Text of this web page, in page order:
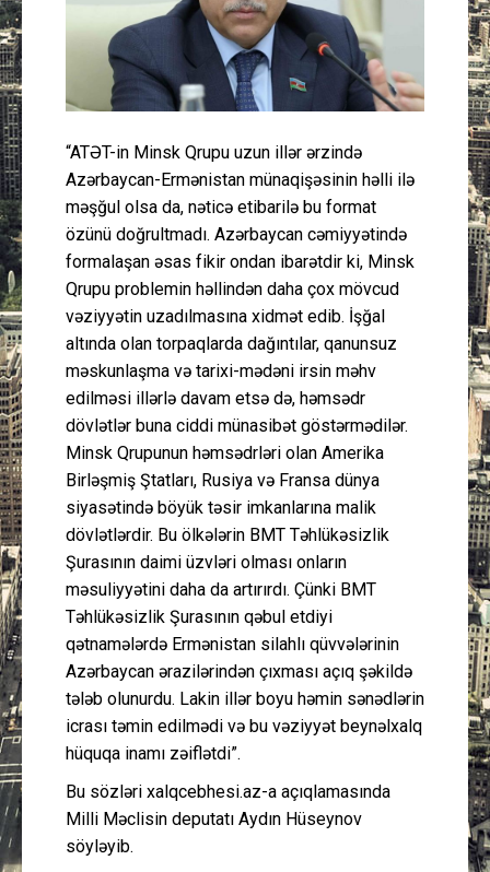
Layihə
Gündəm
Cəmiyyət
Peşə etikası
Əlaqə
“ATƏT-in Minsk Qrupu uzun illər ərzində
Azərbaycan-Ermənistan münaqişəsinin həlli ilə
məşğul olsa da, nəticə etibarilə bu format
özünü doğrultmadı. Azərbaycan cəmiyyətində
formalaşan əsas fikir ondan ibarətdir ki, Minsk
Qrupu problemin həllindən daha çox mövcud
vəziyyətin uzadılmasına xidmət edib. İşğal
altında olan torpaqlarda dağıntılar, qanunsuz
məskunlaşma və tarixi-mədəni irsin məhv
edilməsi illərlə davam etsə də, həmsədr
dövlətlər buna ciddi münasibət göstərmədilər.
Minsk Qrupunun həmsədrləri olan Amerika
Birləşmiş Ştatları, Rusiya və Fransa dünya
siyasətində böyük təsir imkanlarına malik
dövlətlərdir. Bu ölkələrin BMT Təhlükəsizlik
Şurasının daimi üzvləri olması onların
məsuliyyətini daha da artırırdı. Çünki BMT
Təhlükəsizlik Şurasının qəbul etdiyi
qətnamələrdə Ermənistan silahlı qüvvələrinin
Azərbaycan ərazilərindən çıxması açıq şəkildə
tələb olunurdu. Lakin illər boyu həmin sənədlərin
icrası təmin edilmədi və bu vəziyyət beynəlxalq
hüquqa inamı zəiflətdi”.
Bu sözləri xalqcebhesi.az-a açıqlamasında
Milli Məclisin deputatı Aydın Hüseynov
söyləyib.